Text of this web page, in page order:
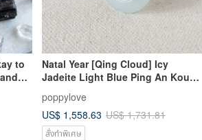
to
for
Natal Year [Qing Cloud] Icy
Jadeite Light Blue Ping An Kou
Korean Wax Cord Necklace *1*
Attracts Wealth
poppylove
US$ 1,558.63 US$ 1,731.81
สั่งทำพิเศษ